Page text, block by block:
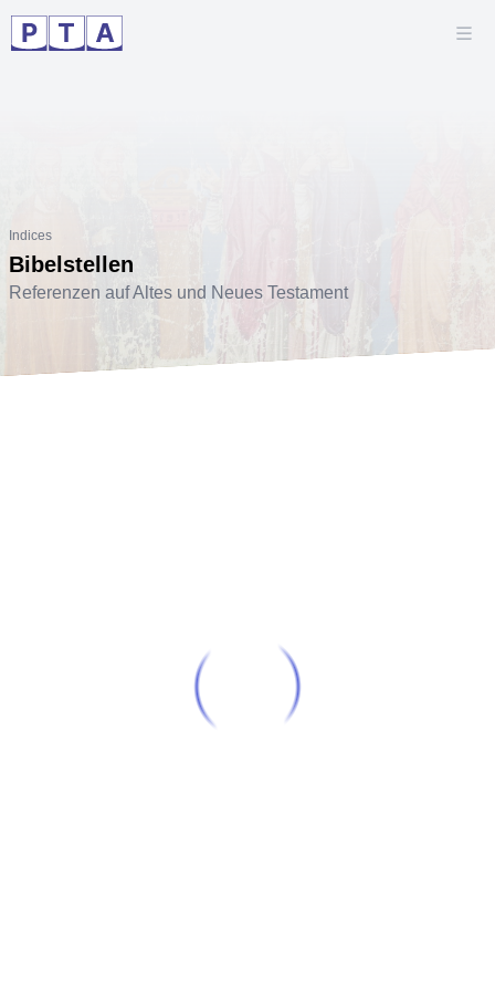
Indices
Bibelstellen
Referenzen auf Altes und Neues Testament